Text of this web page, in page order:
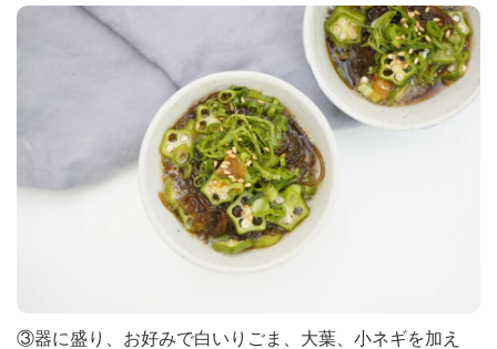
③器に盛り、お好みで白いりごま、大葉、小ネギを加え